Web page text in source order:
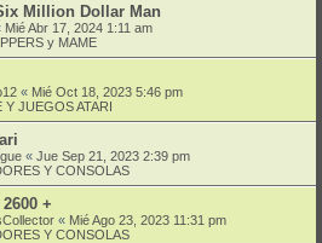
Million Dollar Man
Mié Abr 17, 2024 1:11 am
y MAME
« Mié Oct 18, 2023 5:46 pm
Y JUEGOS ATARI
« Jue Sep 21, 2023 2:39 pm
Y CONSOLAS
+
« Mié Ago 23, 2023 11:31 pm
Y CONSOLAS